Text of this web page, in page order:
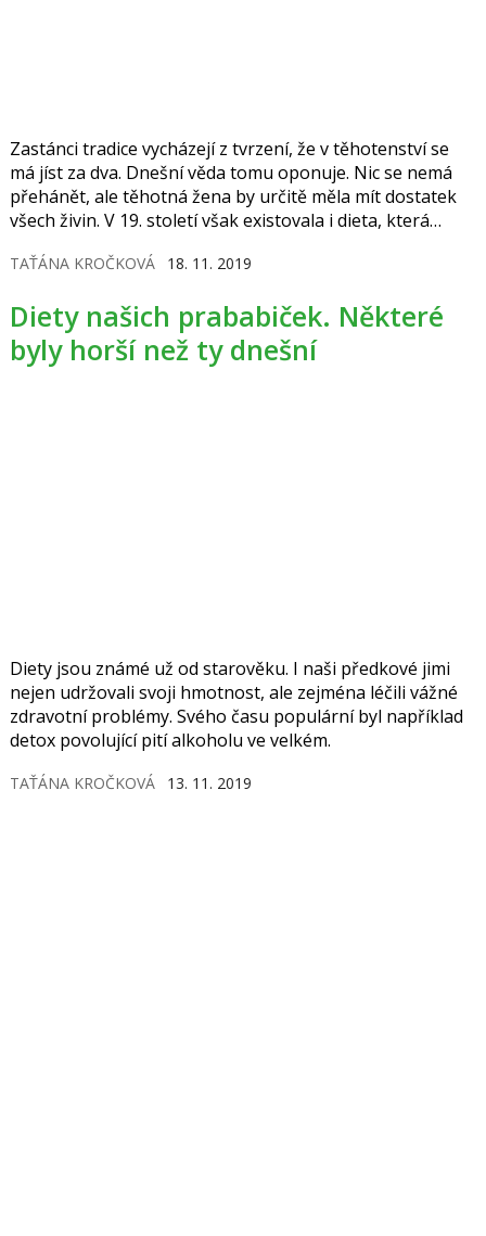
Zastánci tradice vycházejí z tvrzení, že v těhotenství se
má jíst za dva. Dnešní věda tomu oponuje. Nic se nemá
přehánět, ale těhotná žena by určitě měla mít dostatek
všech živin. V 19. století však existovala i dieta, která
snadněji rodilo…
TAŤÁNA KROČKOVÁ 18. 11. 2019
Diety našich prababiček. Některé
byly horší než ty dnešní
Diety jsou známé už od starověku. I naši předkové jimi
nejen udržovali svoji hmotnost, ale zejména léčili vážné
zdravotní problémy. Svého času populární byl například
detox povolující pití alkoholu ve velkém.
TAŤÁNA KROČKOVÁ 13. 11. 2019